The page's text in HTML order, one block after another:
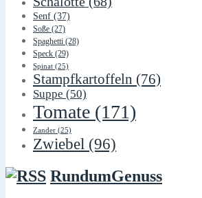
Senf (37)
Soße (27)
Spaghetti (28)
Speck (29)
Spinat (25)
Stampfkartoffeln (76)
Suppe (50)
Tomate (171)
Zander (25)
Zwiebel (96)
RundumGenuss